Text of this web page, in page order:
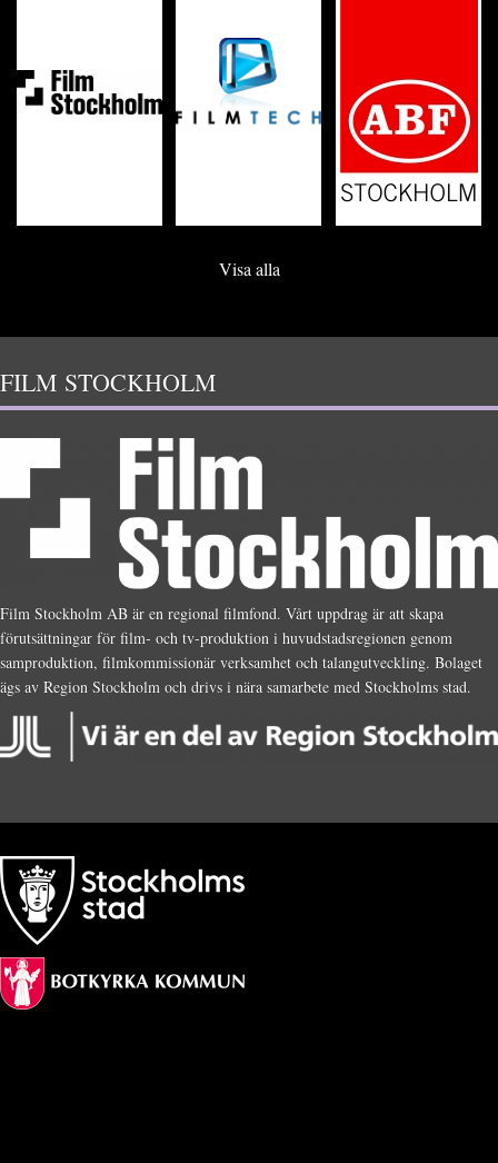
Visa alla
FILM STOCKHOLM
Film Stockholm AB är en regional filmfond. Vårt uppdrag är att skapa
förutsättningar för film- och tv-produktion i huvudstadsregionen genom
samproduktion, filmkommissionär verksamhet och talangutveckling. Bolaget
ägs av Region Stockholm och drivs i nära samarbete med Stockholms stad.